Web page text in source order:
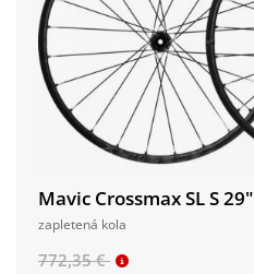
Mavic Crossmax SL S 29"
zapletená kola
772,35 €